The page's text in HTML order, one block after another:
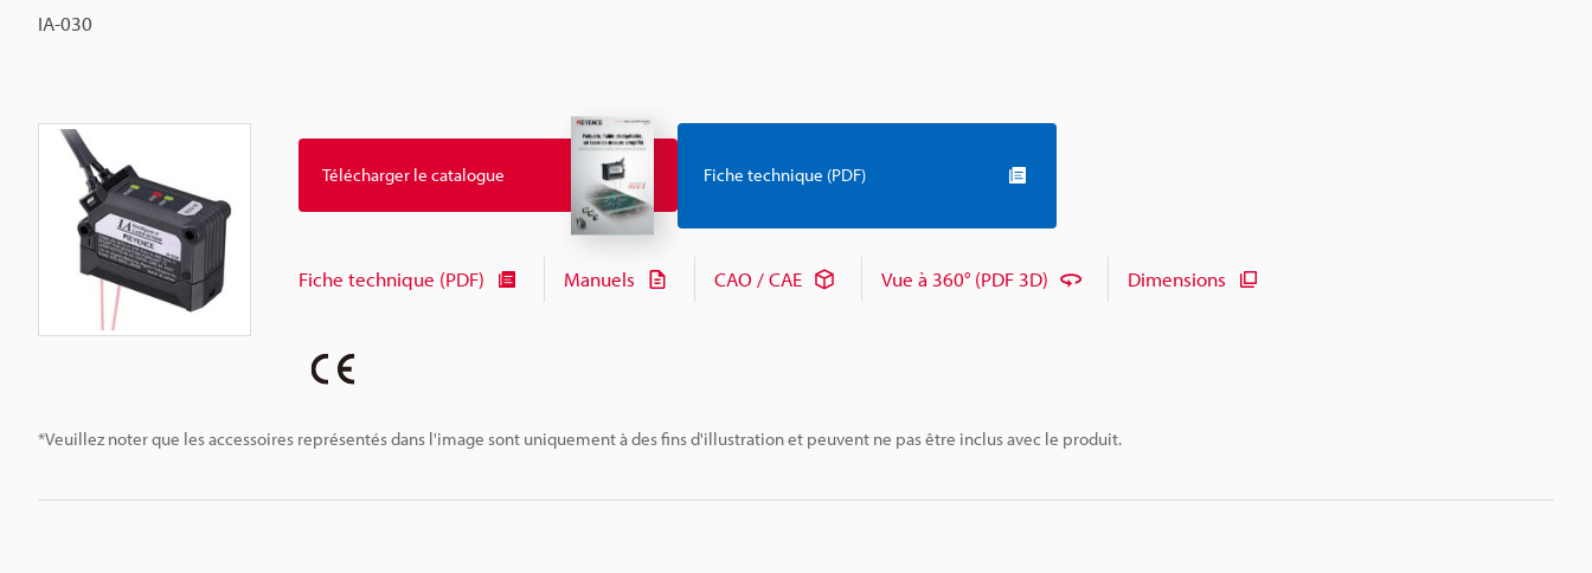
IA-030
*Veuillez noter que les accessoires représentés dans l'image sont uniquement à des fins d'illustration et peuvent ne pas être inclus avec le produit.
Télécharger le catalogue Fiche technique (PDF)
Fiche technique (PDF) Manuels CAO / CAE Vue à 360° (PDF 3D) Dimensions